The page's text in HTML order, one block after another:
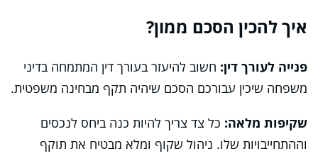
איך להכין הסכם ממון?
פנייה לעורך דין: חשוב להיעזר בעורך דין המתמחה בדיני
משפחה שיכין עבורכם הסכם שיהיה תקף מבחינה משפטית.
שקיפות מלאה: כל צד צריך להיות כנה ביחס לנכסים
וההתחייבויות שלו. ניהול שקוף ומלא מבטיח את תוקף